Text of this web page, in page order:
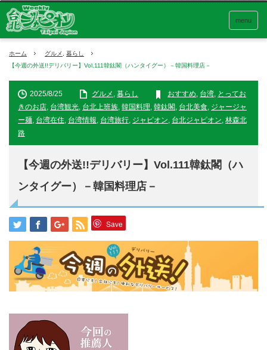
menu
ホーム グルメ
暮らし
【今週の外送!!デリバリー】Vol.111韓鈦閣（ハンタイグー）－韓国料理店－
2025/8/25 グルメ , 暮らし おすすめ, 台湾, とってお
きのお店, 台湾観光, 台北上班族, 韓国料理, 韓鈦閣, 台北美食, ジャージャ
ー麺, 台湾在住, 台湾情報, 台湾旅行, ジャピオン, 台北ジャピオン, 林森北
路
【今週の外送!!デリバリー】Vol.111韓鈦閣（ハ
ンタイグー）－韓国料理店－
Save